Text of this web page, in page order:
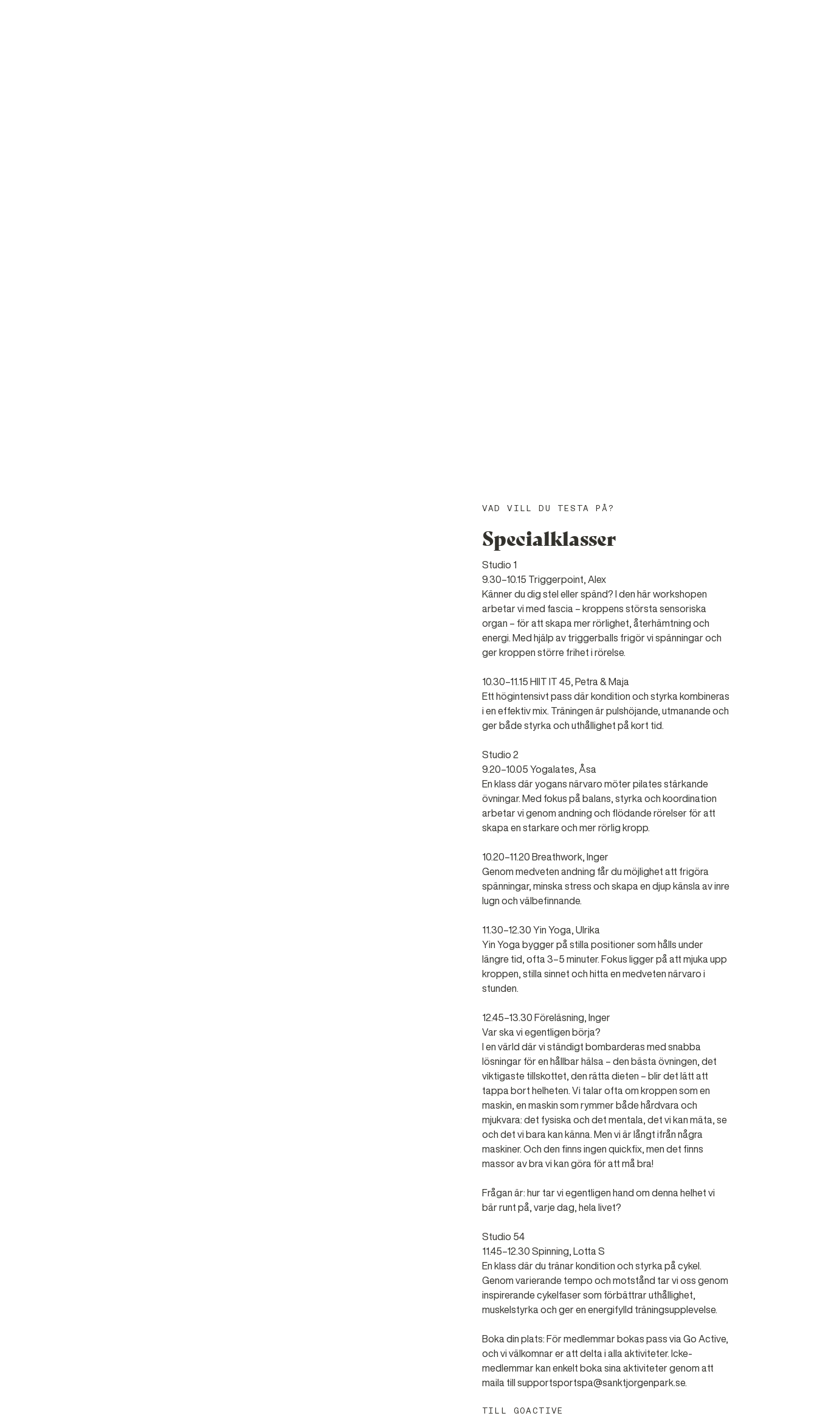
VAD VILL DU TESTA PÅ?
Specialklasser
Studio 1
9.30–10.15 Triggerpoint, Alex
Känner du dig stel eller spänd? I den här workshopen
arbetar vi med fascia – kroppens största sensoriska
organ – för att skapa mer rörlighet, återhämtning och
energi. Med hjälp av triggerballs frigör vi spänningar och
ger kroppen större frihet i rörelse.
10.30–11.15 HIIT IT 45, Petra & Maja
Ett högintensivt pass där kondition och styrka kombineras
i en effektiv mix. Träningen är pulshöjande, utmanande och
ger både styrka och uthållighet på kort tid.
Studio 2
9.20–10.05 Yogalates, Åsa
En klass där yogans närvaro möter pilates stärkande
övningar. Med fokus på balans, styrka och koordination
arbetar vi genom andning och flödande rörelser för att
skapa en starkare och mer rörlig kropp.
10.20–11.20 Breathwork, Inger
Genom medveten andning får du möjlighet att frigöra
spänningar, minska stress och skapa en djup känsla av inre
lugn och välbefinnande.
11.30–12.30 Yin Yoga, Ulrika
Yin Yoga bygger på stilla positioner som hålls under
längre tid, ofta 3–5 minuter. Fokus ligger på att mjuka upp
kroppen, stilla sinnet och hitta en medveten närvaro i
stunden.
12.45–13.30 Föreläsning, Inger
Var ska vi egentligen börja?
I en värld där vi ständigt bombarderas med snabba
lösningar för en hållbar hälsa – den bästa övningen, det
viktigaste tillskottet, den rätta dieten – blir det lätt att
tappa bort helheten. Vi talar ofta om kroppen som en
maskin, en maskin som rymmer både hårdvara och
mjukvara: det fysiska och det mentala, det vi kan mäta, se
och det vi bara kan känna. Men vi är långt ifrån några
maskiner. Och den finns ingen quickfix, men det finns
massor av bra vi kan göra för att må bra!
Frågan är: hur tar vi egentligen hand om denna helhet vi
bär runt på, varje dag, hela livet?
Studio 54
11.45–12.30 Spinning, Lotta S
En klass där du tränar kondition och styrka på cykel.
Genom varierande tempo och motstånd tar vi oss genom
inspirerande cykelfaser som förbättrar uthållighet,
muskelstyrka och ger en energifylld träningsupplevelse.
Boka din plats: För medlemmar bokas pass via Go Active,
och vi välkomnar er att delta i alla aktiviteter. Icke-
medlemmar kan enkelt boka sina aktiviteter genom att
maila till supportsportspa@sanktjorgenpark.se.
TILL GOACTIVE